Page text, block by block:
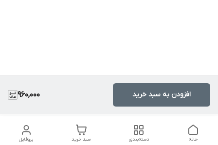
960,000 افزودن به سبد خرید
پروفایل سبد خرید دسته‌بندی خانه